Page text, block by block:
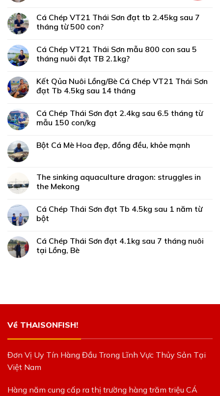
Cá Chép VT21 Thái Sơn đạt tb 2.45kg sau 7
tháng từ 500 con?
Cá Chép VT21 Thái Sơn mẫu 800 con sau 5
tháng nuôi đạt TB 2.1kg?
Kết Qủa Nuôi Lồng/Bè Cá Chép VT21 Thái Sơn
đạt Tb 4.5kg sau 14 tháng
Cá Chép Thái Sơn đạt 2.4kg sau 6.5 tháng từ
mẫu 150 con/kg
Bột Cá Mè Hoa đẹp, đồng đều, khỏe mạnh
The sinking aquaculture dragon: struggles in
the Mekong
Cá Chép Thái Sơn đạt Tb 4.5kg sau 1 năm từ
bột
Cá Chép Thái Sơn đạt 4.1kg sau 7 tháng nuôi
tại Lồng, Bè
Về THAISONFISH!
Đơn Vị Uy Tín Hàng Đầu Trong Lĩnh Vực Thủy Sản Tại
Việt Nam
Hàng năm cung cấp ra thị trường hàng trăm triệu CÁ